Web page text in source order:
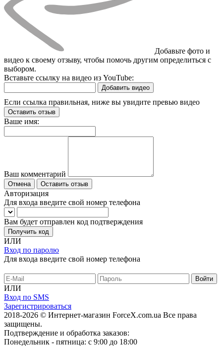
Добавьте фото и
видео к своему отзыву, чтобы помочь другим определиться с
выбором.
Вставьте ссылку на видео из YouTube:
Добавить видео
Если ссылка правильная, ниже вы увидите превью видео
Оставить отзыв
Ваше имя:
Ваш комментарий
Отмена Оставить отзыв
Авторизация
Для входа введите свой номер телефона
Вам будет отправлен код подтверждения
Получить код
ИЛИ
Вход по паролю
Для входа введите свой номер телефона
ИЛИ
Вход по SMS
Зарегистрироваться
2018-2026 © Интернет-магазин ForceX.com.ua Все права
защищены.
Подтверждение и обработка заказов:
Понедельник - пятница: с 9:00 до 18:00